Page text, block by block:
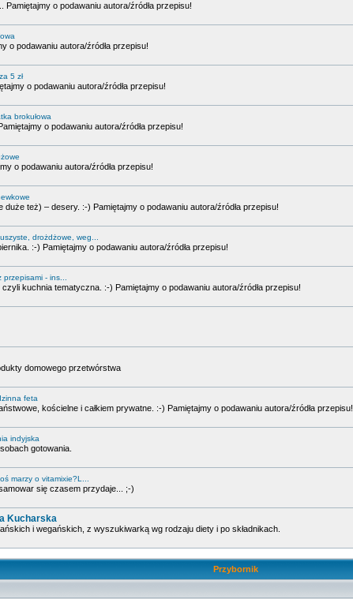
Pamiętajmy o podawaniu autora/źródła przepisu!
o podawaniu autora/źródła przepisu!
5 zł
o podawaniu autora/źródła przepisu!
brokułowa
o podawaniu autora/źródła przepisu!
o podawaniu autora/źródła przepisu!
też) – desery. :-) Pamiętajmy o podawaniu autora/źródła przepisu!
drożdżowe, weg...
:-) Pamiętajmy o podawaniu autora/źródła przepisu!
przepisami - ins...
kuchnia tematyczna. :-) Pamiętajmy o podawaniu autora/źródła przepisu!
domowego przetwórstwa
feta
kościelne i całkiem prywatne. :-) Pamiętajmy o podawaniu autora/źródła przepisu!
indyjska
gotowania.
marzy o vitamixie?L...
się czasem przydaje... ;-)
Kucharska
i wegańskich, z wyszukiwarką wg rodzaju diety i po składnikach.
Przybornik